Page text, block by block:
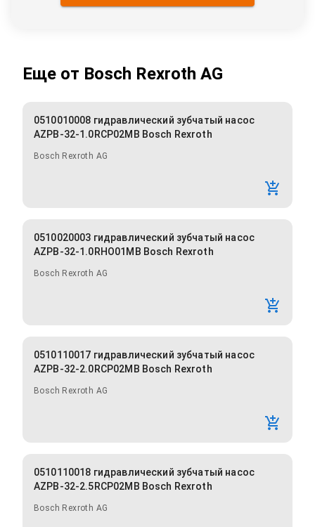
Еще от Bosch Rexroth AG
0510010008 гидравлический зубчатый насос
AZPB-32-1.0RCP02MB Bosch Rexroth
Bosch Rexroth AG
0510020003 гидравлический зубчатый насос
AZPB-32-1.0RHO01MB Bosch Rexroth
Bosch Rexroth AG
0510110017 гидравлический зубчатый насос
AZPB-32-2.0RCP02MB Bosch Rexroth
Bosch Rexroth AG
0510110018 гидравлический зубчатый насос
AZPB-32-2.5RCP02MB Bosch Rexroth
Bosch Rexroth AG